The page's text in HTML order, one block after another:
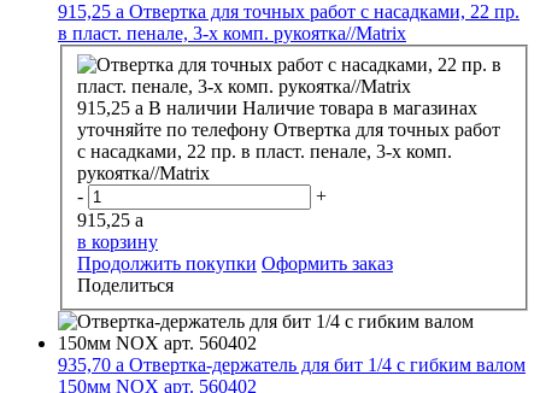
915,25 a Отвертка для точных работ с насадками, 22 пр.
в пласт. пенале, 3-х комп. рукоятка//Matrix
915,25 a В наличии Наличие товара в магазинах
уточняйте по телефону Отвертка для точных работ
с насадками, 22 пр. в пласт. пенале, 3-х комп.
рукоятка//Matrix
-
+
915,25 a
в корзину
Продолжить покупки Оформить заказ
Поделиться
935,70 a Отвертка-держатель для бит 1/4 с гибким валом
150мм NOX арт. 560402